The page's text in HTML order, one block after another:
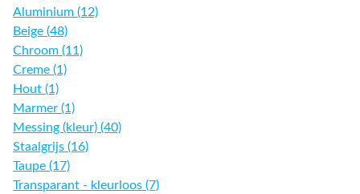
Aluminium (12)
Beige (48)
Chroom (11)
Creme (1)
Hout (1)
Marmer (1)
Messing (kleur) (40)
Staalgrijs (16)
Taupe (17)
Transparant - kleurloos (7)